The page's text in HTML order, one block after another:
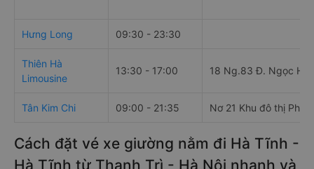
Hưng Long 09:30 - 23:30
Thiên Hà
Limousine
13:30 - 17:00 18 Ng.83 Đ. Ngọc Hồi
Tân Kim Chi 09:00 - 21:35 Nơ 21 Khu đô thị Pháp
Cách đặt vé xe giường nằm đi Hà Tĩnh -
Hà Tĩnh từ Thanh Trì - Hà Nội nhanh và